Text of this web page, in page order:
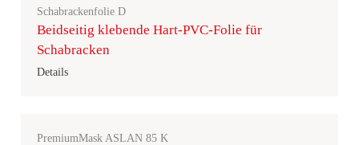
Schabrackenfolie D
Beidseitig klebende Hart-PVC-Folie für
Schabracken
Details
PremiumMask ASLAN 85 K